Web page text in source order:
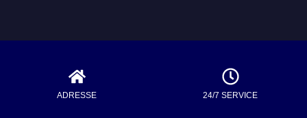
ADRESSE 24/7 SERVICE